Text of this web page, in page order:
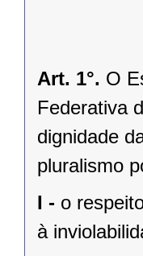
Art. 1°. O
Federativa
dignidade
pluralismo
I - o
à